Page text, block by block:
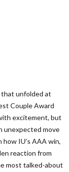
unfolded at
Couple Award
excitement, but
unexpected move
IU’s AAA win,
reaction from
most talked-about